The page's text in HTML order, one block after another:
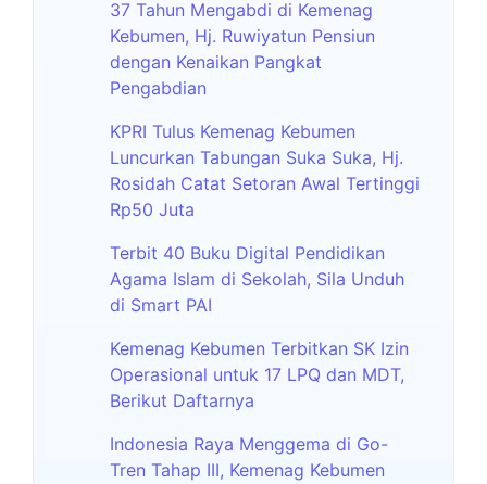
37 Tahun Mengabdi di Kemenag
Kebumen, Hj. Ruwiyatun Pensiun
dengan Kenaikan Pangkat
Pengabdian
KPRI Tulus Kemenag Kebumen
Luncurkan Tabungan Suka Suka, Hj.
Rosidah Catat Setoran Awal Tertinggi
Rp50 Juta
Terbit 40 Buku Digital Pendidikan
Agama Islam di Sekolah, Sila Unduh
di Smart PAI
Kemenag Kebumen Terbitkan SK Izin
Operasional untuk 17 LPQ dan MDT,
Berikut Daftarnya
Indonesia Raya Menggema di Go-
Tren Tahap III, Kemenag Kebumen